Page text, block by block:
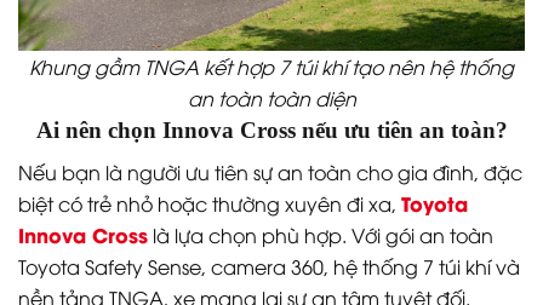
Khung gầm TNGA kết hợp 7 túi khí tạo nên hệ thống
an toàn toàn diện
Ai nên chọn Innova Cross nếu ưu tiên an toàn?
Nếu bạn là người ưu tiên sự an toàn cho gia đình, đặc
biệt có trẻ nhỏ hoặc thường xuyên đi xa, Toyota
Innova Cross là lựa chọn phù hợp. Với gói an toàn
Toyota Safety Sense, camera 360, hệ thống 7 túi khí và
nền tảng TNGA, xe mang lại sự an tâm tuyệt đối.